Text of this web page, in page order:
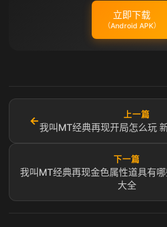
立即下载
（Android APK）
←
上一篇
我叫MT经典再现开局怎么玩
下一篇
我叫MT经典再现金色属性道具有
大全